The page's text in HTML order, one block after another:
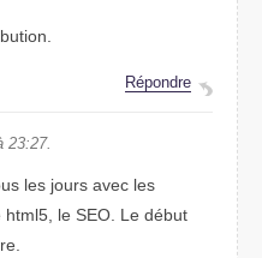
Répondre
23:27.
les jours avec les
le SEO. Le début